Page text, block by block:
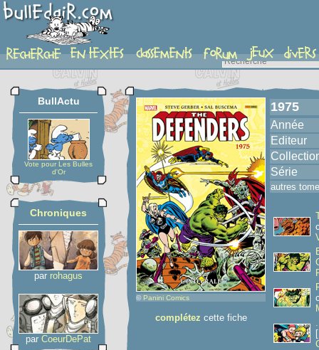
album
BullActu
Vote pour Les Bulles
d'Or
Chroniques
par rohagus
par CoeurDePat
© Panini Comics
complétez cette fiche
1975
Année
Editeur
Série
autres